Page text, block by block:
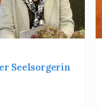
Seelsorgerin